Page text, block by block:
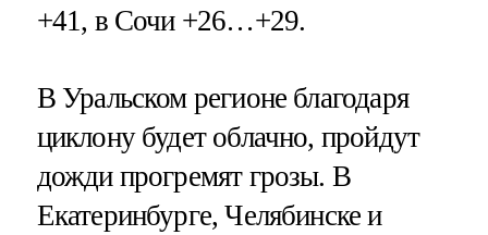
+41, в Сочи +26…+29.
В Уральском регионе благодаря
циклону будет облачно, пройдут
дожди прогремят грозы. В
Екатеринбурге, Челябинске и